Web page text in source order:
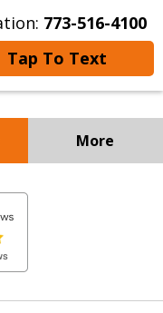
773-516-4100
Tap To Text
More